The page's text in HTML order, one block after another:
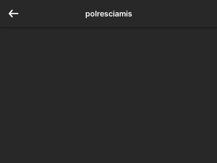
polresciamis